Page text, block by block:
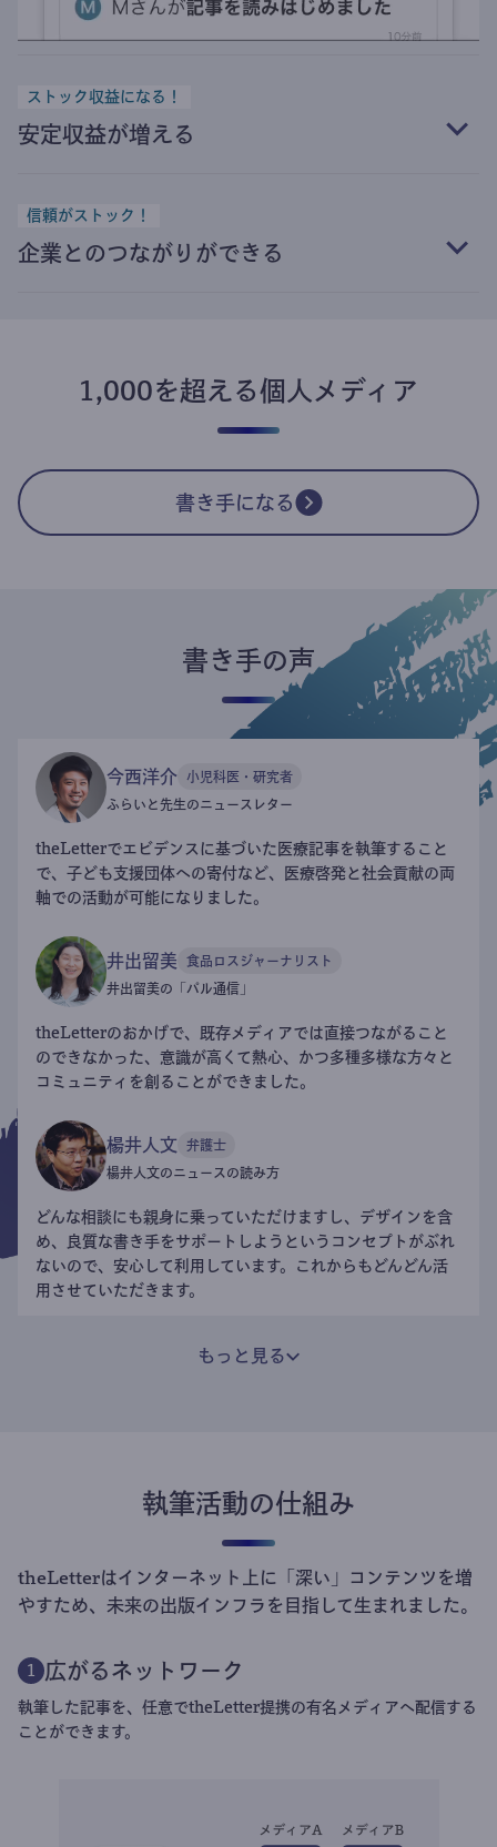
ストック収益になる！
安定収益が増える
信頼がストック！
企業とのつながりができる
1,000を超える個人メディア
書き手になる
書き手の声
今西洋介 小児科医・研究者
ふらいと先生のニュースレター
theLetterでエビデンスに基づいた医療記事を執筆すること
で、子ども支援団体への寄付など、医療啓発と社会貢献の両
軸での活動が可能になりました。
井出留美 食品ロスジャーナリスト
井出留美の「パル通信」
theLetterのおかげで、既存メディアでは直接つながること
のできなかった、意識が高くて熱心、かつ多種多様な方々と
コミュニティを創ることができました。
楊井人文 弁護士
楊井人文のニュースの読み方
どんな相談にも親身に乗っていただけますし、デザインを含
め、良質な書き手をサポートしようというコンセプトがぶれ
ないので、安心して利用しています。これからもどんどん活
用させていただきます。
もっと見る
執筆活動の仕組み
theLetterはインターネット上に「深い」コンテンツを増
やすため、未来の出版インフラを目指して生まれました。
1 広がるネットワーク
執筆した記事を、任意でtheLetter提携の有名メディアへ配信する
ことができます。